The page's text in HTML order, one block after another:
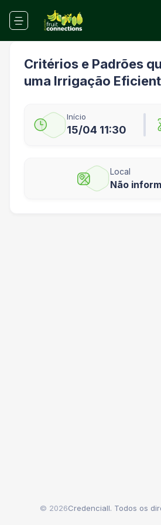
Critérios e Padrões
uma Irrigação
Início
15/04 11:30
Local
Não
© 2026Credenciall. Todos os